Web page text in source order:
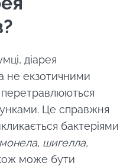
діарея
не екзотичними
перетравлюються
Це справжня
бактеріями
шигелла,
може бути